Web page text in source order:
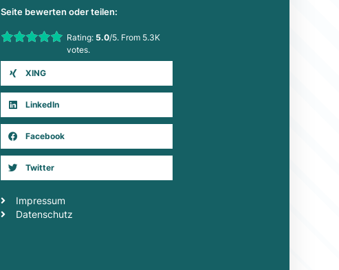
Seite bewerten oder teilen:
Rate this item:
Submit Rating
Rating: 5.0/5. From 5.3K
votes.
XING
LinkedIn
Facebook
Twitter
Impressum
Datenschutz